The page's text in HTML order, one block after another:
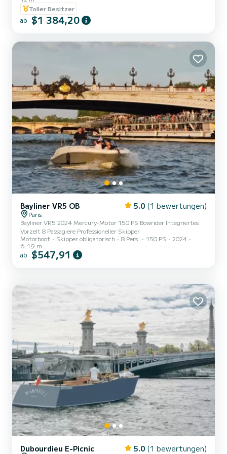
möglich von von 1500
Toller Besitzer
ab $1 384,20
Bayliner VR5 OB 5.0 (1 bewertungen)
Paris
Bayliner VR5 2024 Mercury-Motor 150 PS Bowrider Integriertes
Vorzelt 8 Passagiere Professioneller Skipper
Motorboot
Skipper obligatorisch 8 Pers. 150 PS
2024
6.19 m
ab $547,91
Dubourdieu E-Picnic 5.0 (1 bewertungen)